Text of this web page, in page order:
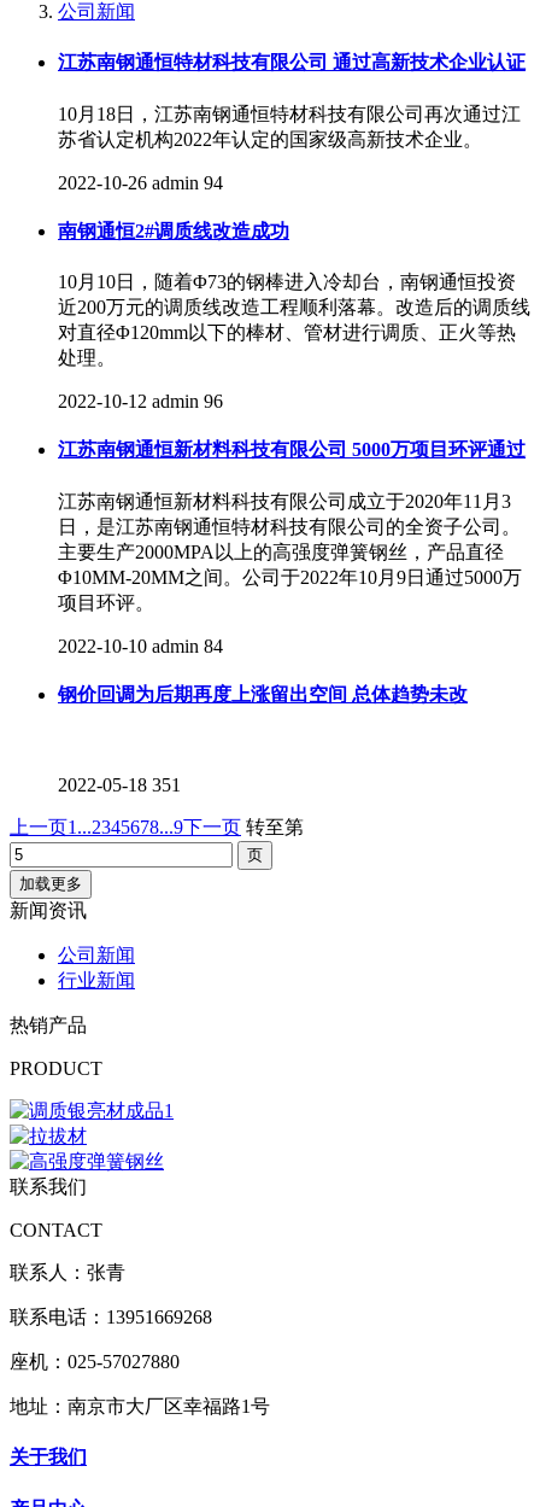
公司新闻
江苏南钢通恒特材科技有限公司 通过高新技术企业认证
10月18日，江苏南钢通恒特材科技有限公司再次通过江
苏省认定机构2022年认定的国家级高新技术企业。
2022-10-26 admin 94
南钢通恒2#调质线改造成功
10月10日，随着Φ73的钢棒进入冷却台，南钢通恒投资
近200万元的调质线改造工程顺利落幕。改造后的调质线
对直径Φ120mm以下的棒材、管材进行调质、正火等热
处理。
2022-10-12 admin 96
江苏南钢通恒新材料科技有限公司 5000万项目环评通过
江苏南钢通恒新材料科技有限公司成立于2020年11月3
日，是江苏南钢通恒特材科技有限公司的全资子公司。
主要生产2000MPA以上的高强度弹簧钢丝，产品直径
Φ10MM-20MM之间。公司于2022年10月9日通过5000万
项目环评。
2022-10-10 admin 84
钢价回调为后期再度上涨留出空间 总体趋势未改
2022-05-18 351
上一页1...2345678...9下一页 转至第
加载更多
新闻资讯
公司新闻
行业新闻
热销产品
PRODUCT
联系我们
CONTACT
联系人：张青
联系电话：13951669268
座机：025-57027880
地址：南京市大厂区幸福路1号
关于我们